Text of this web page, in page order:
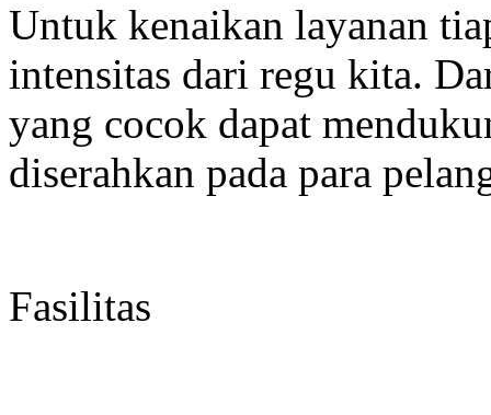
Untuk kenaikan layanan
intensitas dari regu kita.
yang cocok dapat
diserahkan pada para
Fasilitas